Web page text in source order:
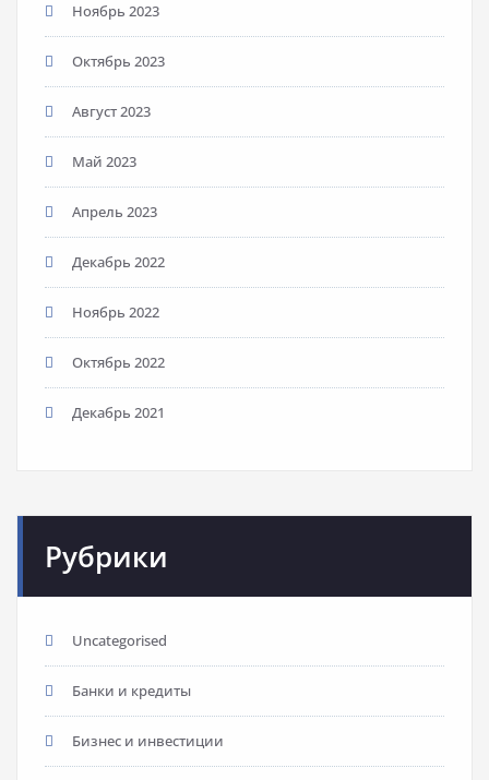
Ноябрь 2023
Октябрь 2023
Август 2023
Май 2023
Апрель 2023
Декабрь 2022
Ноябрь 2022
Октябрь 2022
Декабрь 2021
Рубрики
Uncategorised
Банки и кредиты
Бизнес и инвестиции